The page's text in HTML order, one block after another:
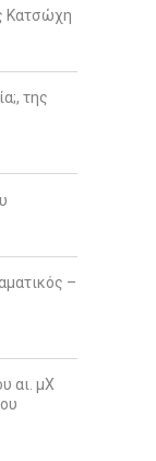
Κατσώχη
της
–
αι. μΧ